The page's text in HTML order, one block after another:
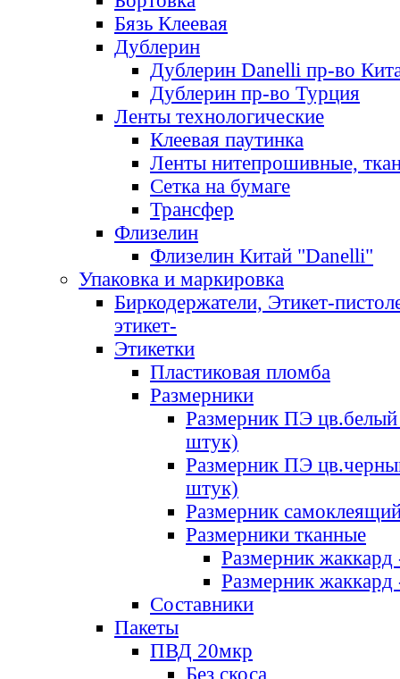
Бязь Клеевая
Дублерин
Дублерин Danelli пр-во
Дублерин пр-во Турция
Ленты технологические
Клеевая паутинка
Ленты нитепрошивные,
Сетка на бумаге
Трансфер
Флизелин
Флизелин Китай "Danelli"
Упаковка и маркировка
Биркодержатели, Этикет-
этикет-
Этикетки
Пластиковая пломба
Размерники
Размерник ПЭ цв.белый
штук)
Размерник ПЭ
штук)
Размерник
Размерники тканные
Размерник
Размерник
Составники
Пакеты
ПВД 20мкр
Без скоса